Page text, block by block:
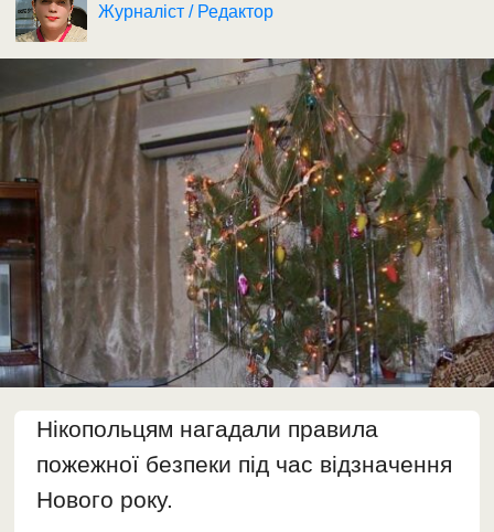
Журналіст / Редактор
Нікопольцям нагадали правила
пожежної безпеки під час відзначення
Нового року.